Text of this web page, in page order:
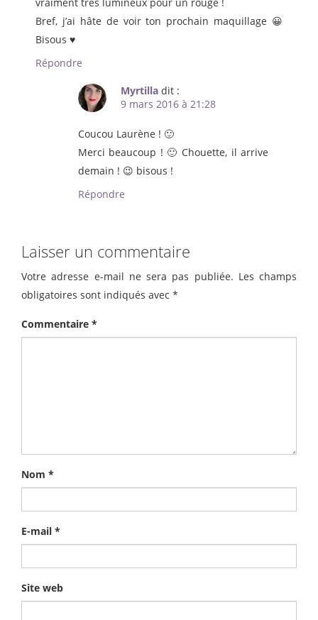
Bref, j’ai hâte de voir ton prochain maquillage 😀
Bisous ♥
Répondre
Myrtilla dit :
9 mars 2016 à 21:28
Coucou Laurène ! 🙂
Merci beaucoup ! 🙂 Chouette, il arrive
demain ! 😉 bisous !
Répondre
Laisser un commentaire
Votre adresse e-mail ne sera pas publiée. Les champs
obligatoires sont indiqués avec *
Commentaire *
Nom *
E-mail *
Site web